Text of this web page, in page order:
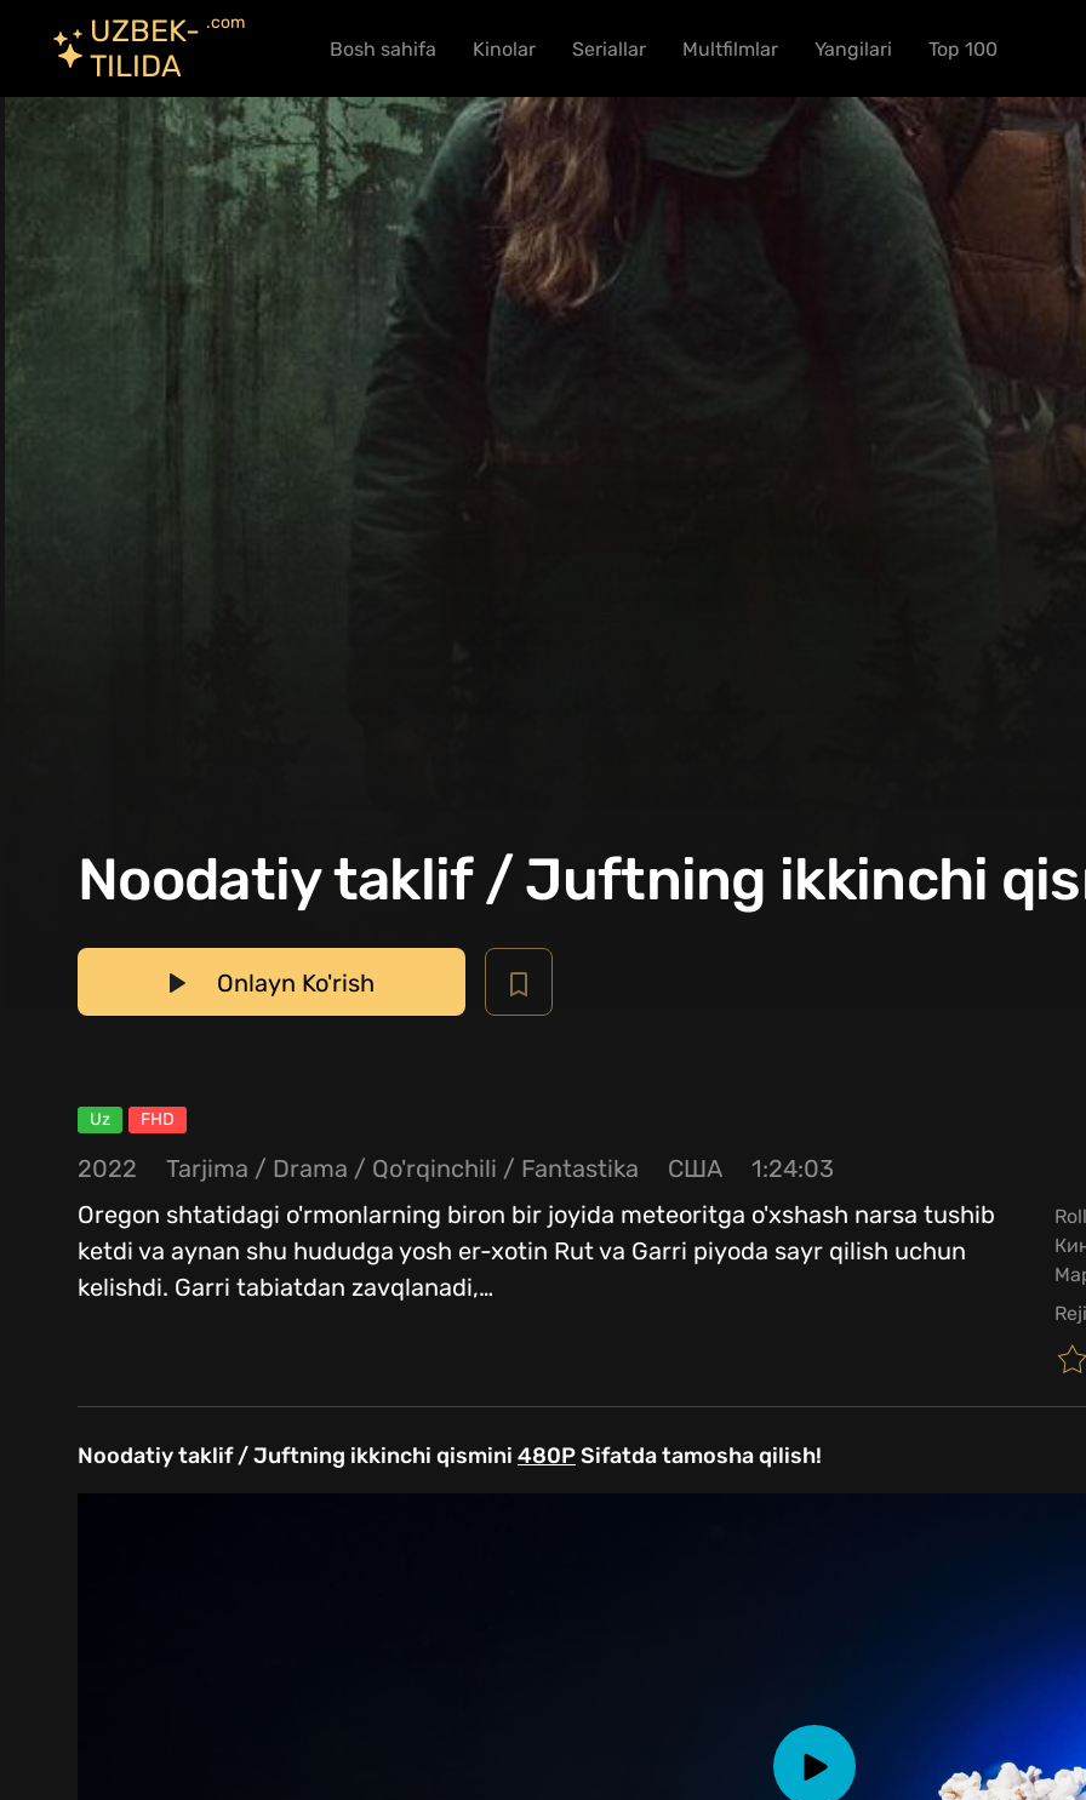
UZBEK-
TILIDA
.com
Bosh sahifa Kinolar Seriallar Multfilmlar Yangilari Top 100
Noodatiy taklif / Juftning ikkinchi
Onlayn Ko'rish
Uz FHD
2022 Tarjima / Drama / Qo'rqinchili / Fantastika США
1:24:03
Oregon shtatidagi o'rmonlarning biron bir joyida meteoritga o'xshash narsa tushib
ketdi va aynan shu hududga yosh er-xotin Rut va Garri piyoda sayr qilish uchun
kelishdi. Garri tabiatdan zavqlanadi,…
Noodatiy taklif / Juftning ikkinchi qismini 480PSifatda tamosha qilish!